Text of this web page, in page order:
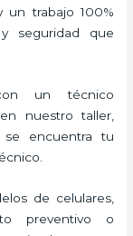
un trabajo 100%
seguridad que
un técnico
nuestro taller,
encuentra tu
de celulares,
preventivo o